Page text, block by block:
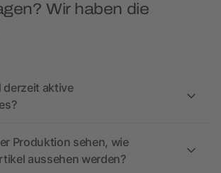
Wir haben die
derzeit aktive
Produktion sehen, wie
aussehen werden?